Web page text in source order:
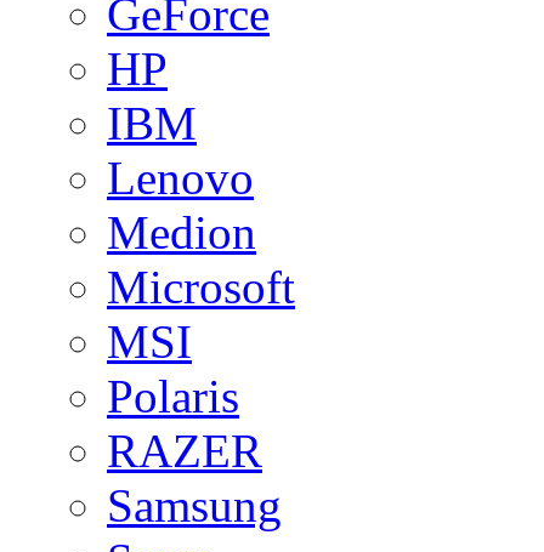
GeForce
HP
IBM
Lenovo
Medion
Microsoft
MSI
Polaris
RAZER
Samsung